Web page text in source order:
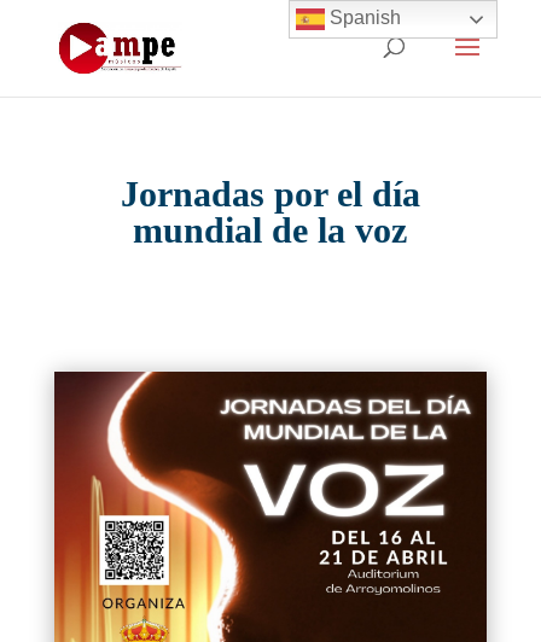
Jornadas por el día
mundial de la voz
Spanish